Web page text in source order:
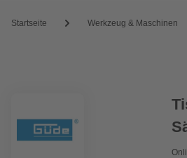
Startseite Werkzeug & Maschinen